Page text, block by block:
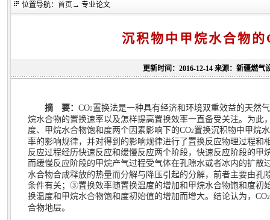
位置导航： 首页 → 专业论文
沉积物中甲烷水合物
更新时间：2016-12-14 来源：新疆燃气
摘 要：CO2 置换法是一种具有经济和环境双重效益的天然
烷水合物的置换速率以及怎样提高置换效率一直备受关注。为此
度、甲烷水合物饱和度两个因素影响下的CO2 置换沉积物中甲烷
率的影响规律，并对得到的影响规律进行了置换反应物理过程和
反应过程经历快速反应和缓慢反应两个阶段，快速反应阶段的甲
而缓慢反应阶段的甲烷产气过程受气体在孔隙水或者冰内的扩散
水合物合成释放的热量而分解与降压引起的分解，前者主要由孔
条件有关； ③置换效率随置换温度的增加和甲烷水合物饱和度初
换温度和甲烷水合物饱和度初始值的增加而增大。结论认为， CO2
合物地层。